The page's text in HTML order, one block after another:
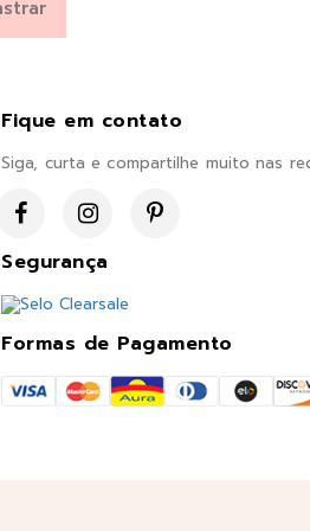
Fique em contato
Siga, curta e compartilhe muito nas
Segurança
Formas de Pagamento